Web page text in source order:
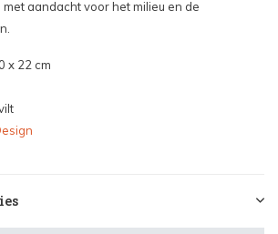
aandacht voor het milieu en de
x 22 cm